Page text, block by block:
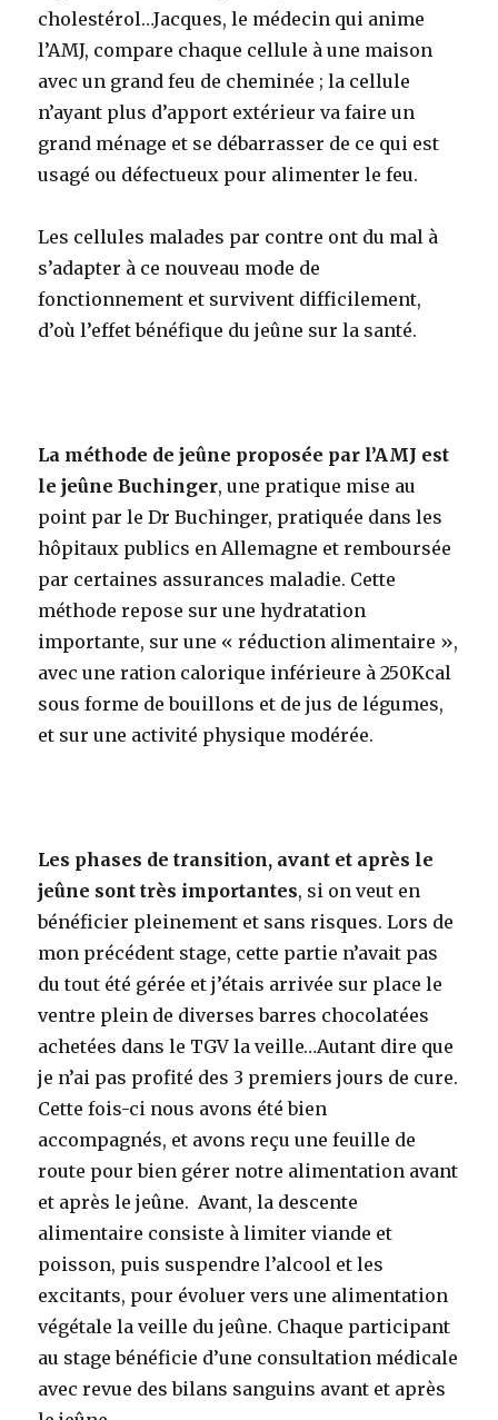
cholestérol…Jacques, le médecin qui anime
l’AMJ, compare chaque cellule à une maison
avec un grand feu de cheminée ; la cellule
n’ayant plus d’apport extérieur va faire un
grand ménage et se débarrasser de ce qui est
usagé ou défectueux pour alimenter le feu.
Les cellules malades par contre ont du mal à
s’adapter à ce nouveau mode de
fonctionnement et survivent difficilement,
d’où l’effet bénéfique du jeûne sur la santé.
La méthode de jeûne proposée par l’AMJ est
le jeûne Buchinger, une pratique mise au
point par le Dr Buchinger, pratiquée dans les
hôpitaux publics en Allemagne et remboursée
par certaines assurances maladie. Cette
méthode repose sur une hydratation
importante, sur une « réduction alimentaire »,
avec une ration calorique inférieure à 250Kcal
sous forme de bouillons et de jus de légumes,
et sur une activité physique modérée.
Les phases de transition, avant et après le
jeûne sont très importantes, si on veut en
bénéficier pleinement et sans risques. Lors de
mon précédent stage, cette partie n’avait pas
du tout été gérée et j’étais arrivée sur place le
ventre plein de diverses barres chocolatées
achetées dans le TGV la veille…Autant dire que
je n’ai pas profité des 3 premiers jours de cure.
Cette fois-ci nous avons été bien
accompagnés, et avons reçu une feuille de
route pour bien gérer notre alimentation avant
et après le jeûne. Avant, la descente
alimentaire consiste à limiter viande et
poisson, puis suspendre l’alcool et les
excitants, pour évoluer vers une alimentation
végétale la veille du jeûne. Chaque participant
au stage bénéficie d’une consultation médicale
avec revue des bilans sanguins avant et après